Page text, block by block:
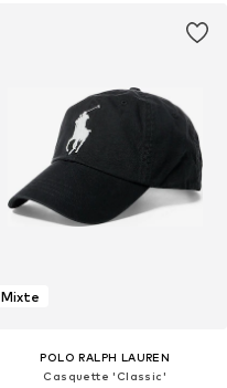
Mixte
POLO RALPH LAUREN
Casquette 'Classic'